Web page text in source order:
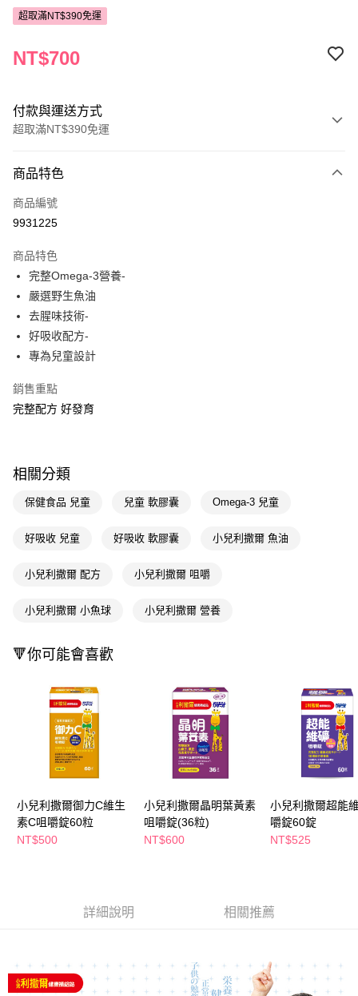
超取滿NT$390免運
NT$700
付款與運送方式
超取滿NT$390免運
POYA支付
信用卡一次付款
LINE Pay
Apple Pay
街口支付
悠遊付
Google Pay
AFTEE先享後付是「在收到商品之後才付款」的支付方式。 讓您購物簡單
１．簡單：不需註冊會員、不需綁卡、不需儲值。
３．安心：先確認商品／服務後，再付款。
１．於結帳方式選擇「AFTEE先享後付」後，將跳轉至「AFTEE先享後付」
３．收到繳費通知簡訊後14天內，點擊此簡訊中的連結，可透過四大超商／
※ 請注意：結帳手續完成當下不需立刻繳費，但若您需要取消訂單，請聯絡
購買商品的店家。未經商家同意取消之訂單仍視為有效，需透過AFTEE先享
※ 交易是否成功請以「AFTEE先享後付 」之結帳頁面顯示為準，若有關於
是否繳費成功／繳費後需取消欲退款等相關疑問，請聯繫「AFTEE先享後付
客戶支援中心」https://netprotections.freshdesk.com/support/home
【注意事項】
１．透過由恩沛科技股份有限公司提供之「AFTEE先享後付」服務完成之交
易，需依本服務之必要範圍內提供個人資料，並將交易相關給付款項請求債
２．關於個人資料處理事宜，請瀏覽以下網址：
https://aftee.tw/terms/#terms3
３．未成年的使用者請事先徵得法定代理人或監護人之同意方可使用
「AFTEE先享後付」，若未經同意申辦者引起之損失，本公司不負相關責
請求用戶進行身份認證。
５．嚴禁一人註冊多個帳號或使用他人資訊註冊。若發現惡意使用之情形，
即享券
運送方式
全家取貨付款
每筆NT$65，滿NT$390(含以上)免運費
每筆NT$65，滿NT$490(含以上)免運費
付款後萊爾富取貨
每筆NT$65，滿NT$490(含以上)免運費
7-11取貨付款
每筆NT$65，滿NT$490(含以上)免運費
每筆NT$65，滿NT$490(含以上)免運費
宅配(本島)
每筆NT$80，滿NT$290(含以上)免運費
商品特色
商品編號
9931225
商品特色
完整Omega-3營養-
嚴選野生魚油
去腥味技術-
好吸收配方-
專為兒童設計
銷售重點
完整配方 好發育
相關分類
保健食品 兒童 兒童 軟膠囊 Omega-3 兒童
好吸收 兒童 好吸收 軟膠囊 小兒利撒爾 魚油
小兒利撒爾 配方 小兒利撒爾 咀嚼
小兒利撒爾 小魚球 小兒利撒爾 營養
🔻你可能會喜歡
小兒利撒爾御力C維生
素C咀嚼錠60粒
NT$500
小兒利撒爾晶明葉黃素
咀嚼錠(36粒)
NT$600
小兒利撒爾超能
嚼錠60錠
NT$525
詳細說明 相關推薦